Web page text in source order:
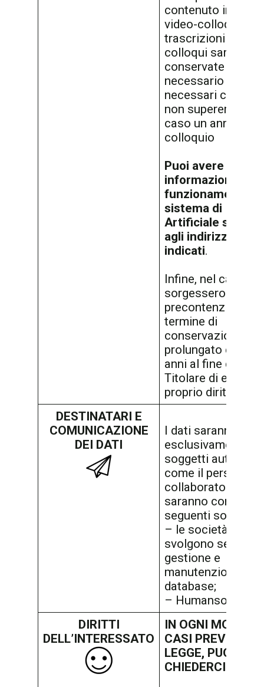
contenuto
video-colloquio.
trascrizioni dei
colloqui saranno
conservate per il
necessario a
necessari
non supererà in
caso un anno dal
colloquio
Puoi avere
informazioni sul
funzionamento
sistema di
Artificiale
agli indirizzi
indicati.
Infine, nel caso
sorgessero
precontenziose, il
termine di
conservazione
prolungato di
anni al fine di
Titolare di
proprio diritto di
DESTINATARI E
COMUNICAZIONE
DEI DATI
I dati saranno
esclusivamente da
soggetti
come il personale
collaboratori di
saranno
seguenti soggetti:
– le società che
svolgono servizi di
gestione e
manutenzione dei
database;
– Humansolution
DIRITTI
DELL’INTERESSATO
IN OGNI
CASI PREVISTI
LEGGE, PUOI
CHIEDERCI DI: